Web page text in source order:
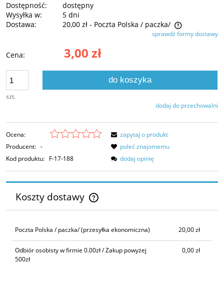
Dostępność:
dostępny
Wysyłka w:
5 dni
Dostawa:
20,00 zł - Poczta Polska / paczka/
Cena nie zawiera ewentualnych kosztów płatnościsprawdź formy dostawy
Cena: 3,00 zł
szt.
do koszyka
dodaj do przechowalni
Ocena:
Producent: -
Kod produktu: F-17-188
zapytaj o produkt
poleć znajomemu
dodaj opinię
Koszty dostawy
Cena nie zawiera ewentualnych kosztów płatności
Poczta Polska / paczka/(przesyłka ekonomiczna) 20,00 zł
Odbiór osobisty w firmie 0.00zł / Zakup powyżej
500zł
0,00 zł